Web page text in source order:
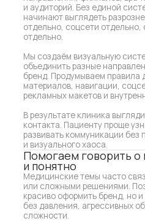
В результате клиника выглядит
контакта. Пациенту проще
развивать коммуникации без
и визуального хаоса.
Помогаем говорить о
и понятно
Медицинские темы часто
или сложными решениями.
красиво оформить бренд, но и
без давления, агрессивных
сложности.
Мы помогаем выстроить подачу
направления и преимущества
человеческим языком.
сайта, тексты и материалы для
поддерживать ощущение заботы,
и профессиональной
Так коммуникация становится
Пациенту проще разобраться в
записаться на приём и
говорит с ним уважительно и
Дизайн-сопровождение